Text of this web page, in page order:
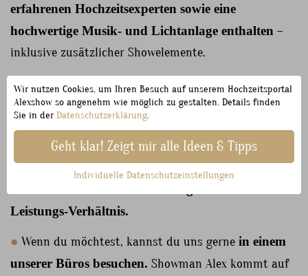
erfahrenen Hochzeitsexperten sowie eine
hochwertige Musik- und Lichtanlage enthalten –
inklusive zusätzlicher Showelemente.
●Würdest du all diese Leistungen einzeln buchen,
läge der Gesamtpreis auf dem freien Markt deutlich
höher. Allein ein ganztägiger Hochzeitsvideograf mit
einem professionell geschnittenen Film von bis zu 1,5
Stunden kann bis zu 5.000 € kosten. Mit diesem Paket
Leistungs-Verhältnis.
● Wenn du möchtest, kannst du uns gerne in einem
unserer Büros besuchen. Showman Alex kommt auf
Wir nutzen Cookies, um Ihren Besuch auf unserem Hochzeitsportal
Alexshow so angenehm wie möglich zu gestalten. Details finden
Sie in derDatenschutzerklärung.
Geht klar! Zeigt mir alle Ideen & Tipps
Individuelle Datenschutzeinstellungen